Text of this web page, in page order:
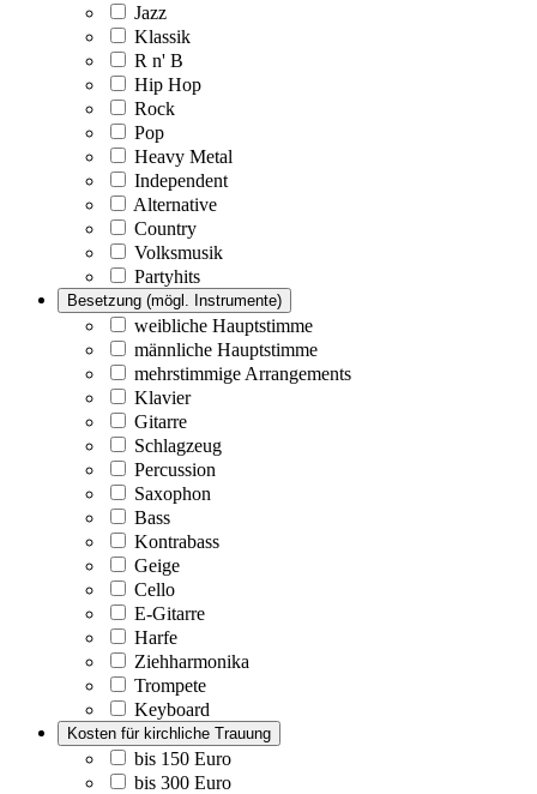
Jazz
Klassik
R n' B
Hip Hop
Rock
Pop
Heavy Metal
Independent
Alternative
Country
Volksmusik
Partyhits
Besetzung (mögl. Instrumente)
weibliche Hauptstimme
männliche Hauptstimme
mehrstimmige Arrangements
Klavier
Gitarre
Schlagzeug
Percussion
Saxophon
Bass
Kontrabass
Geige
Cello
E-Gitarre
Harfe
Ziehharmonika
Trompete
Keyboard
Kosten für kirchliche Trauung
bis 150 Euro
bis 300 Euro